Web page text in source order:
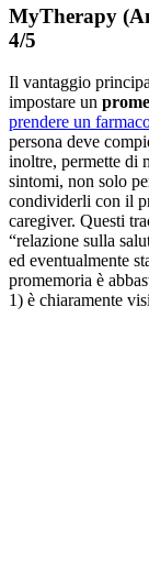
MyTherapy
4/5
Il vantaggio
impostare un
prendere un
persona deve
inoltre, permette di
sintomi, non solo
condividerli con il
caregiver. Questi
“relazione sulla
ed eventualmente
promemoria è
1) è chiaramente